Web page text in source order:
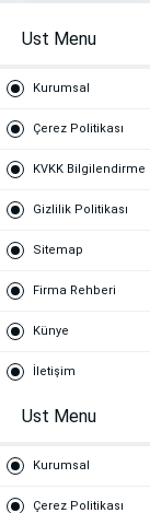
Ust Menu
Kurumsal
Çerez Politikası
KVKK Bilgilendirme
Gizlilik Politikası
Sitemap
Firma Rehberi
Künye
İletişim
Ust Menu
Kurumsal
Çerez Politikası